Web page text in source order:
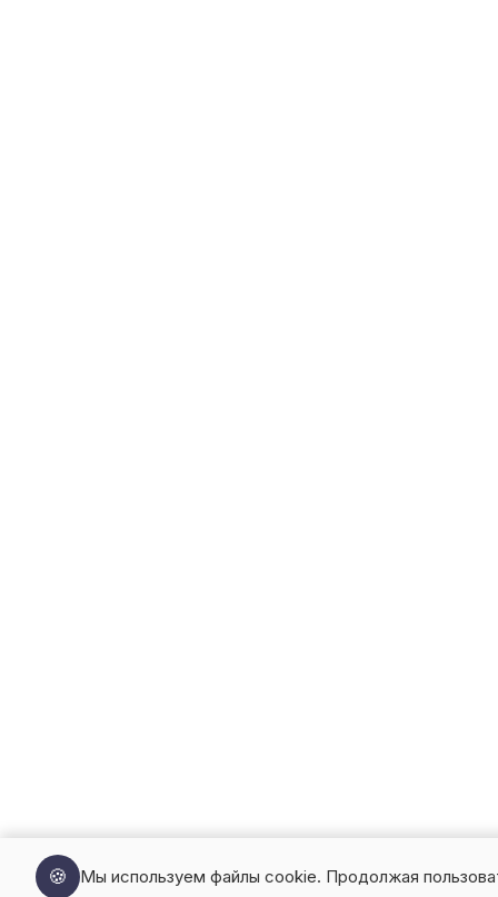
🍪 Мы используем файлы cookie. Продолжая